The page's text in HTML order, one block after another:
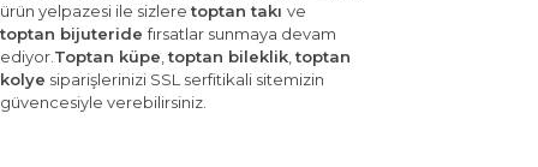
ürün yelpazesi ile sizleretoptan takı ve
toptan bijuteridefırsatlar sunmaya devam
ediyor.Toptan küpe,toptan bileklik,toptan
kolye siparişlerinizi SSL serfitikali sitemizin
güvencesiyle verebilirsiniz.